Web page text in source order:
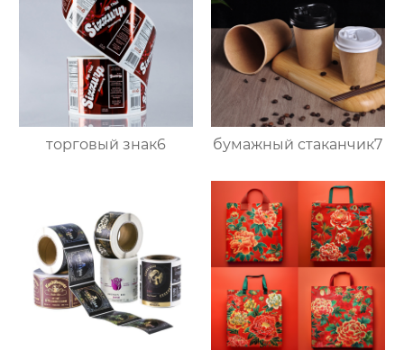
торговый знак6 бумажный стаканчик7